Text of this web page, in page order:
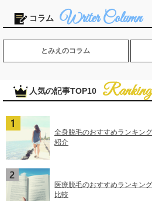
コラム
とみえのコラム
人気の記事TOP10
全身脱毛のおすすめランキン
紹介
医療脱毛のおすすめランキン
比較